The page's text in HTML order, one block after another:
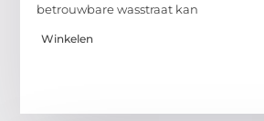
betrouwbare wasstraat kan
Winkelen